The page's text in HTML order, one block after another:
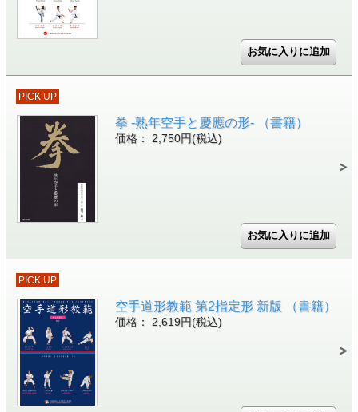
PICK UP
拳 -熟年空手と慶應の形- （書籍）
価格： 2,750円(税込)
PICK UP
空手道形教範 第2指定形 新版 （書籍）
価格： 2,619円(税込)